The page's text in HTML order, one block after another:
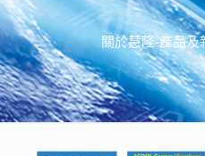
關於慧隆-產品及